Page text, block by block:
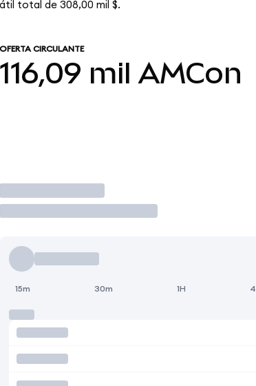
total de 308,00 mil $.
OFERTA CIRCULANTE
116,09 mil AMCon
Operar
15m 30m 1H